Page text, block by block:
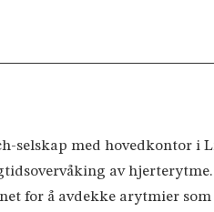
selskap med hovedkontor
av
for å avdekke arytmier